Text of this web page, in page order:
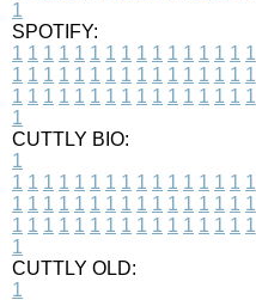
1
SPOTIFY:
1 1 1 1 1 1 1 1 1 1 1 1 1 1 1 1
1 1 1 1 1 1 1 1 1 1 1 1 1 1 1 1
1 1 1 1 1 1 1 1 1 1 1 1 1 1 1 1
1
CUTTLY BIO:
1
1 1 1 1 1 1 1 1 1 1 1 1 1 1 1 1
1 1 1 1 1 1 1 1 1 1 1 1 1 1 1 1
1 1 1 1 1 1 1 1 1 1 1 1 1 1 1 1
1
CUTTLY OLD:
1